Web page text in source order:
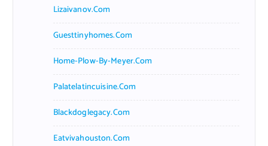
Lizaivanov.com
Guesttinyhomes.com
Home-Plow-By-Meyer.com
Palatelatincuisine.com
Blackdoglegacy.com
Eatvivahouston.com